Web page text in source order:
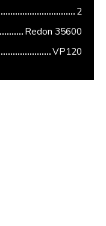
2
Redon 35600
VP120